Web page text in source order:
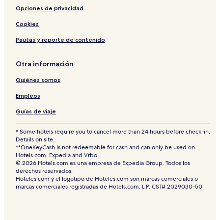
Opciones de privacidad
Cookies
Pautas y reporte de contenido
Otra información
Quiénes somos
Empleos
Guías de viaje
* Some hotels require you to cancel more than 24 hours before check-in.
Details on site.
**OneKeyCash is not redeemable for cash and can only be used on
Hotels.com, Expedia and Vrbo.
© 2026 Hotels.com es una empresa de Expedia Group. Todos los
derechos reservados.
Hoteles.com y el logotipo de Hoteles.com son marcas comerciales o
marcas comerciales registradas de Hotels.com, L.P. CST# 2029030-50.